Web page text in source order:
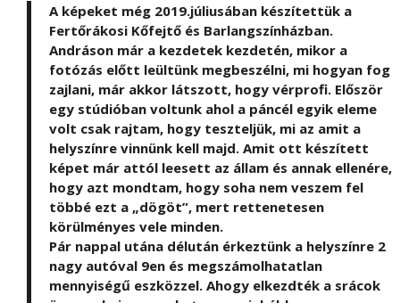
A képeket még 2019.júliusában készítettük a
Fertőrákosi Kőfejtő és Barlangszínházban.
Andráson már a kezdetek kezdetén, mikor a
fotózás előtt leültünk megbeszélni, mi hogyan fog
zajlani, már akkor látszott, hogy vérprofi. Először
egy stúdióban voltunk ahol a páncél egyik eleme
volt csak rajtam, hogy teszteljük, mi az amit a
helyszínre vinnünk kell majd. Amit ott készített
képet már attól leesett az állam és annak ellenére,
hogy azt mondtam, hogy soha nem veszem fel
többé ezt a „dögöt”, mert rettenetesen
körülményes vele minden.
Pár nappal utána délután érkeztünk a helyszínre 2
nagy autóval 9en és megszámolhatatlan
mennyiségű eszközzel. Ahogy elkezdték a srácok